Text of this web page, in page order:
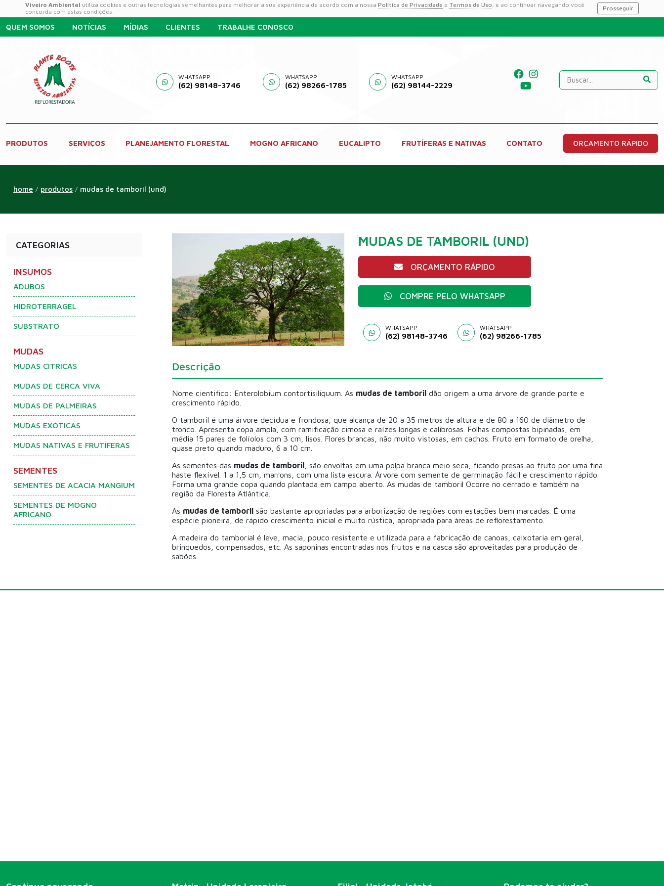
Viveiro Ambiental utiliza cookies e outras tecnologias semelhantes para melhorar a sua experiência de acordo com a nossa Política de Privacidade e Termos de Uso, e ao continuar navegando você
concorda com estas condições.
Prosseguir
QUEM SOMOS NOTÍCIAS MÍDIAS CLIENTES TRABALHE CONOSCO
WHATSAPP
(62) 98148-3746
WHATSAPP
(62) 98266-1785
WHATSAPP
(62) 98144-2229
PRODUTOS SERVIÇOS PLANEJAMENTO FLORESTAL MOGNO AFRICANO EUCALIPTO FRUTÍFERAS E NATIVAS CONTATO ORÇAMENTO RÁPIDO
home / produtos / mudas de tamboril (und)
CATEGORIAS
INSUMOS
ADUBOS
HIDROTERRAGEL
SUBSTRATO
MUDAS
MUDAS CITRICAS
MUDAS DE CERCA VIVA
MUDAS DE PALMEIRAS
MUDAS EXÓTICAS
MUDAS NATIVAS E FRUTÍFERAS
SEMENTES
SEMENTES DE ACACIA MANGIUM
SEMENTES DE MOGNO
AFRICANO
MUDAS DE TAMBORIL (UND)
ORÇAMENTO RÁPIDO
COMPRE PELO WHATSAPP
WHATSAPP
(62) 98148-3746
WHATSAPP
(62) 98266-1785
Descrição
Nome cientifico: Enterolobium contortisiliquum. As mudas de tamboril dão origem a uma árvore de grande porte e
crescimento rápido.
O tamboril é uma árvore decídua e frondosa, que alcança de 20 a 35 metros de altura e de 80 a 160 de diâmetro de
tronco. Apresenta copa ampla, com ramificação cimosa e raízes longas e calibrosas. Folhas compostas bipinadas, em
média 15 pares de folíolos com 3 cm, lisos. Flores brancas, não muito vistosas, em cachos. Fruto em formato de orelha,
quase preto quando maduro, 6 a 10 cm.
As sementes das mudas de tamboril , são envoltas em uma polpa branca meio seca, ficando presas ao fruto por uma fina
haste flexível. 1 a 1,5 cm, marrons, com uma lista escura. Árvore com semente de germinação fácil e crescimento rápido.
Forma uma grande copa quando plantada em campo aberto. As mudas de tamboril Ocorre no cerrado e também na
região da Floresta Atlântica.
As mudas de tamboril são bastante apropriadas para arborização de regiões com estações bem marcadas. É uma
espécie pioneira, de rápido crescimento inicial e muito rústica, apropriada para áreas de reflorestamento.
A madeira do tamborial é leve, macia, pouco resistente e utilizada para a fabricação de canoas, caixotaria em geral,
brinquedos, compensados, etc. As saponinas encontradas nos frutos e na casca são aproveitadas para produção de
sabões.